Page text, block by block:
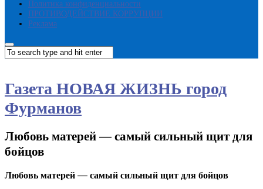
Политика конфиденциальности
ПРОТИВОДЕЙСТВИЕ КОРРУПЦИИ
Реклама
Газета НОВАЯ ЖИЗНЬ город
Фурманов
Любовь матерей — самый сильный щит для
бойцов
Любовь матерей — самый сильный щит для бойцов